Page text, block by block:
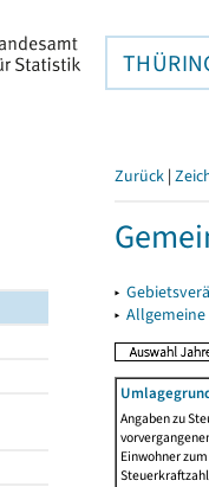
Zurück |
▸
▸
Angaben zu
Einwohner